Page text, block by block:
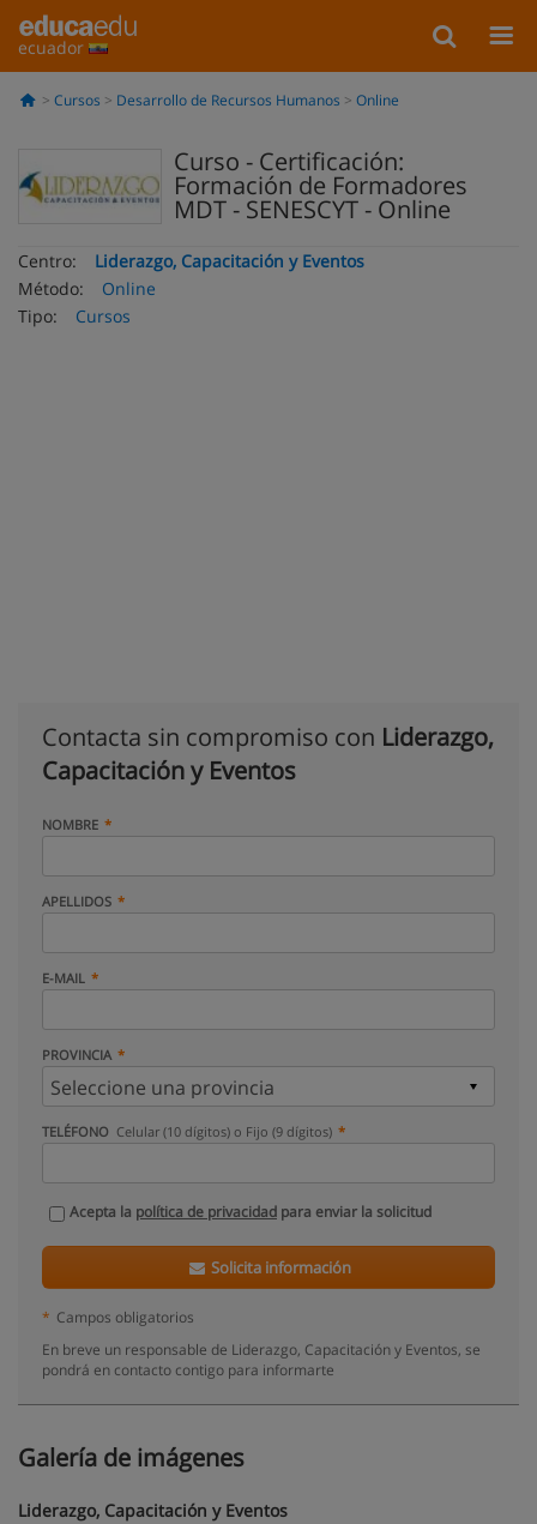
ecuador
Cursos Desarrollo de Recursos Humanos Online
Curso - Certificación:
Formación de Formadores
MDT - SENESCYT - Online
Centro:
Liderazgo, Capacitación y Eventos
Método:
Online
Tipo:
Cursos
Contacta sin compromiso con Liderazgo,
Capacitación y Eventos
NOMBRE
APELLIDOS
E-MAIL
PROVINCIA
TELÉFONO Celular (10 dígitos) o Fijo (9 dígitos)
Acepta la política de privacidad para enviar la solicitud
Solicita información
* Campos obligatorios
En breve un responsable de Liderazgo, Capacitación y Eventos, se
pondrá en contacto contigo para informarte
Galería de imágenes
Liderazgo, Capacitación y Eventos